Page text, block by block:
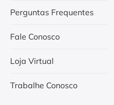
Perguntas Frequentes
Fale Conosco
Loja Virtual
Trabalhe Conosco